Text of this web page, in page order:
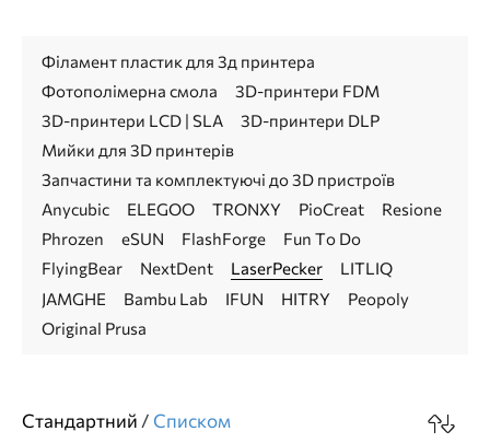
Філамент пластик для 3д принтера
Фотополімерна смола
3D-принтери FDM
3D-принтери LCD | SLA
3D-принтери DLP
Мийки для 3D принтерів
Запчастини та комплектуючі до 3D пристроїв
Anycubic
ELEGOO TRONXY PioCreat
Resione
Phrozen
eSUN FlashForge
Fun To Do
FlyingBear
NextDent LaserPecker
LITLIQ
JAMGHE
Bambu Lab IFUN HITRY
Peopoly
Original Prusa
Стандартний / Cписком